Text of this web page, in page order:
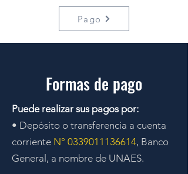
Pago
Formas de pago
Puede realizar sus pagos por:
• Depósito o transferencia a cuenta
corriente N° 0339011136614, Banco
General, a nombre de UNAES.